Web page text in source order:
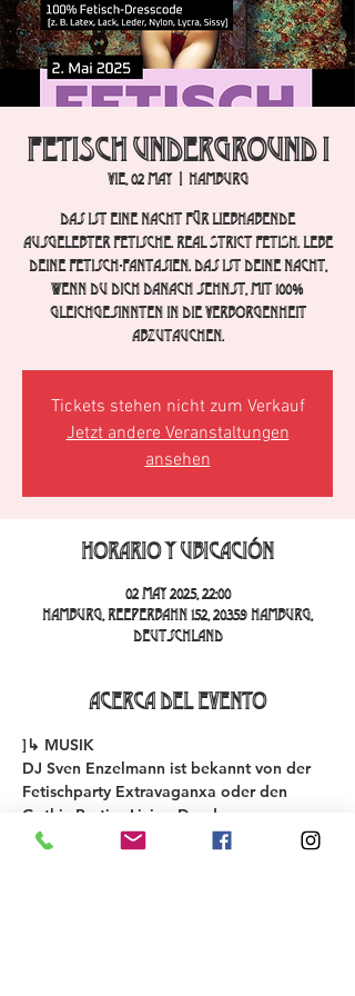
FETISCH UNDERGROUND I
vie, 02 may
  |
Hamburg
Das ist eine Nacht für Liebhabende
ausgelebter Fetische. REAL STRICT FETISH. Lebe
deine Fetisch-Fantasien. Das ist deine Nacht,
wenn du dich danach sehnst, mit 100%
Gleichgesinnten in die Verborgenheit
abzutauchen.
Tickets stehen nicht zum Verkauf
Jetzt andere Veranstaltungen
ansehen
Horario y ubicación
02 may 2025, 22:00
Hamburg, Reeperbahn 152, 20359 Hamburg,
Deutschland
Acerca del evento
]↳ MUSIK
DJ Sven Enzelmann ist bekannt von der
Fetischparty Extravaganxa oder den
Gothic-Parties Living Dead.